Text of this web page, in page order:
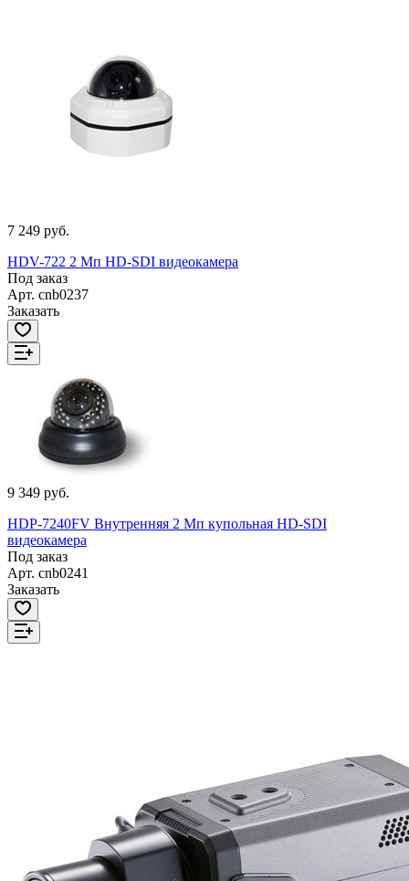
7 249 руб.
HDV-722 2 Мп HD-SDI видеокамера
Под заказ
Арт. cnb0237
Заказать
9 349 руб.
HDP-7240FV Внутренняя 2 Мп купольная HD-SDI
видеокамера
Под заказ
Арт. cnb0241
Заказать